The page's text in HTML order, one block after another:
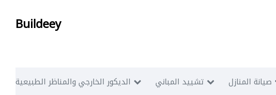
Buildeey
الديكور الخارجي والمناظر الطبيعية تشييد المباني صيانة المنازل